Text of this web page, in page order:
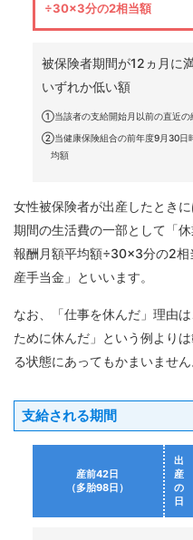
Checkup
続き
Procedure
申請書
一覧
Application
よくあ
る質問
FAQ
÷30×3分の2相当額
被保険者期間が12ヵ月
いずれか低い額
①当該者の支給開始月以前の直近の
②当健康保険組合の前年度9月30日
均額
女性被保険者が出産したとき
期間の生活費の一部として「
報酬月額平均額÷30×3分の2相
産手当金」といいます。
なお、「仕事を休んだ」理由
ために休んだ」という例より
る状態にあってもかまいません
支給される期間
産前42日
（多胎98日）
出
産
の
日